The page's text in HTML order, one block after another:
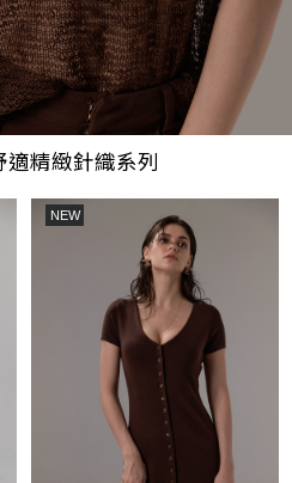
精緻針織系列
NEW